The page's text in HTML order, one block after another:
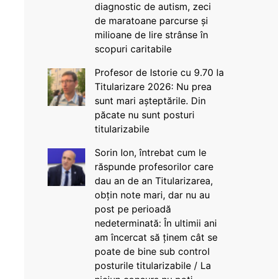
diagnostic de autism, zeci
de maratoane parcurse și
milioane de lire strânse în
scopuri caritabile
Profesor de Istorie cu 9.70 la
Titularizare 2026: Nu prea
sunt mari așteptările. Din
păcate nu sunt posturi
titularizabile
Sorin Ion, întrebat cum le
răspunde profesorilor care
dau an de an Titularizarea,
obțin note mari, dar nu au
post pe perioadă
nedeterminată: În ultimii ani
am încercat să ținem cât se
poate de bine sub control
posturile titularizabile / La